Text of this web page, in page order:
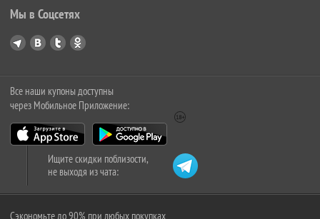
Мы в Соцсетях
Все наши купоны доступны
через Мобильное Приложение:
Ищите скидки поблизости,
не выходя из чата:
Сэкономьте до 90% при любых покупках